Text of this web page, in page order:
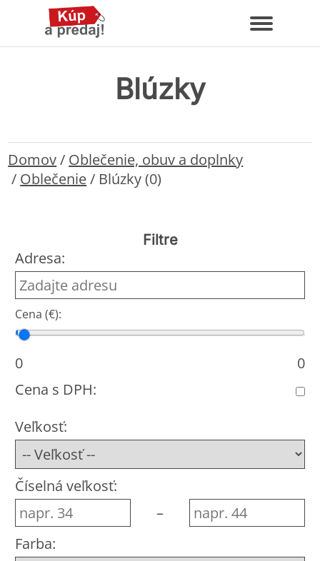
Blúzky
Domov/ Oblečenie, obuv a doplnky
/ Oblečenie/ Blúzky (0)
Filtre
Adresa:
Cena (€):
Cena od
Cena do
0
0
Cena s DPH:
Veľkosť:
Číselná veľkosť:
–
Farba: